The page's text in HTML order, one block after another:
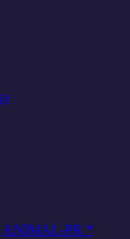
ANIMAL-PR *